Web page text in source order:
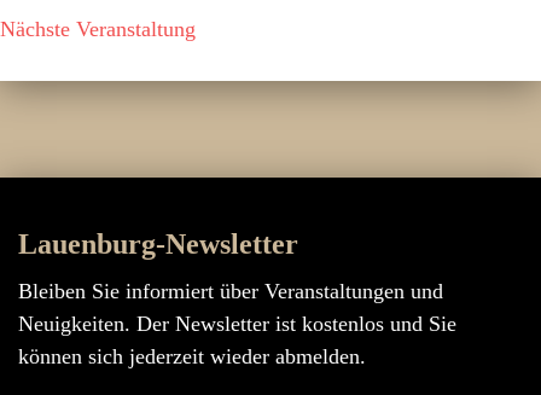
Nächste Veranstaltung
Lauenburg-Newsletter
Bleiben Sie informiert über Veranstaltungen und
Neuigkeiten. Der Newsletter ist kostenlos und Sie
können sich jederzeit wieder abmelden.